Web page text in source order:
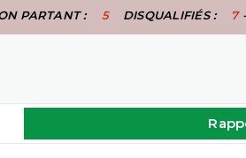
PARTANT : 5 DISQUALIFIÉS : 7